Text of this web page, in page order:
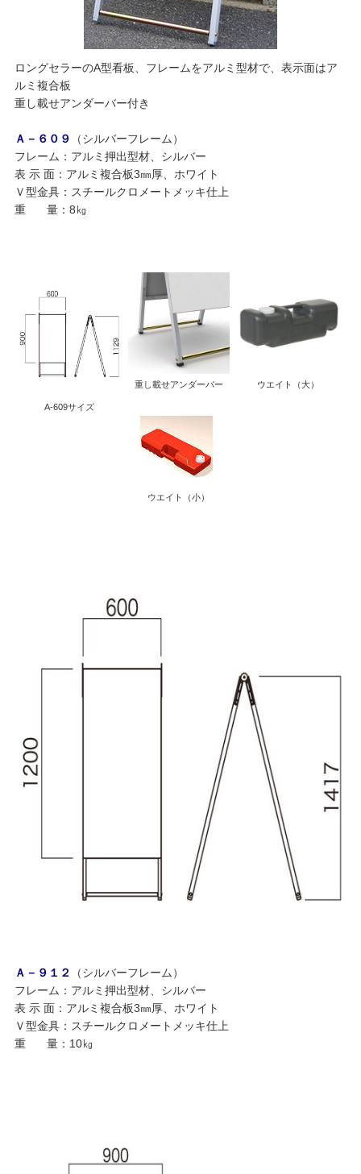
ロングセラーのA型看板、フレームをアルミ型材で、表示面はア
ルミ複合板
重し載せアンダーバー付き
Ａ－６０９
（シルバーフレーム）
フレーム：アルミ押出型材、シルバー
表 示 面：アルミ複合板3㎜厚、ホワイト
Ｖ型金具：スチールクロメートメッキ仕上
重 量：8㎏
A-609サイズ
重し載せアンダーバー ウエイト（大）
ウエイト（小）
Ａ－９１２
（シルバーフレーム）
フレーム：アルミ押出型材、シルバー
表 示 面：アルミ複合板3㎜厚、ホワイト
Ｖ型金具：スチールクロメートメッキ仕上
重 量：10㎏